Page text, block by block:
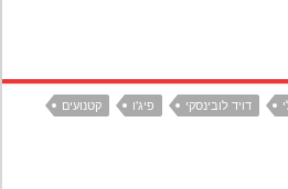
דויד לובינסקי פיג'ו
קטנועים